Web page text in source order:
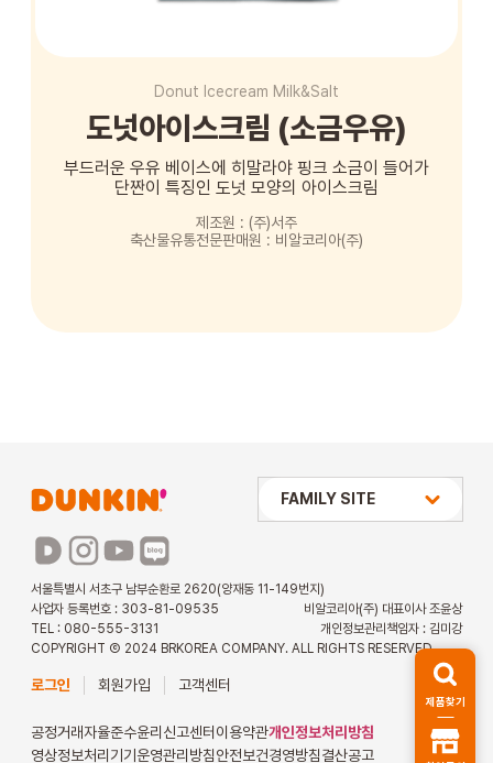
Donut Icecream Milk&Salt
도넛아이스크림 (소금우유)
부드러운 우유 베이스에 히말라야 핑크 소금이 들어가
단짠이 특징인 도넛 모양의 아이스크림
제조원 : (주)서주
축산물유통전문판매원 : 비알코리아(주)
서울특별시 서초구 남부순환로 2620(양재동 11-149번지)
사업자 등록번호 : 303-81-09535
비알코리아(주) 대표이사 조윤상
TEL : 080-555-3131
개인정보관리책임자 : 김미강
COPYRIGHT Ⓒ 2024 BRKOREA COMPANY. ALL RIGHTS RESERVED.
로그인 회원가입 고객센터
공정거래자율준수윤리신고센터 이용약관개인정보처리방침
영상정보처리기기운영관리방침안전보건경영방침결산공고
상미당 HOLDINGS
파리바게뜨
파스쿠찌
FAMILY SITE
제품찾기